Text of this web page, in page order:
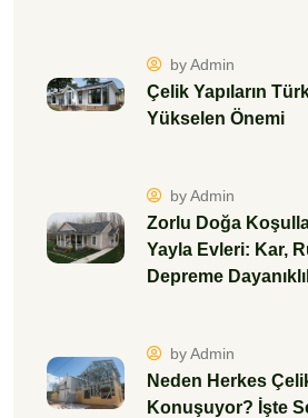
by Admin
Çelik Yapıların
Yükselen Önemi
by Admin
Zorlu Doğa
Yayla Evleri: Kar,
Depreme
by Admin
Neden Herkes
Konuşuyor? İşte